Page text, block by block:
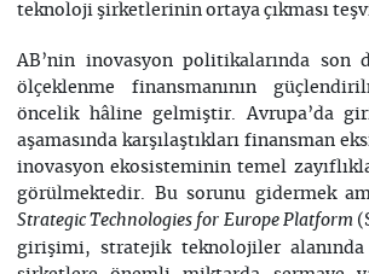
teknoloji şirketlerinin ortaya çıkması
AB’nin inovasyon politikalarında son
ölçeklenme finansmanının
öncelik hâline gelmiştir. Avrupa’da
aşamasında karşılaştıkları finansman
inovasyon ekosisteminin temel
görülmektedir. Bu sorunu gidermek
Strategic Technologies for Europe Platform
girişimi, stratejik teknolojiler